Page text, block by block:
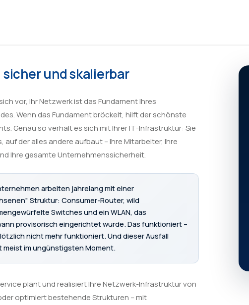
und skalierbar
vor, Ihr Netzwerk ist das Fundament Ihres
Wenn das Fundament bröckelt, hilft der schönste
Genau so verhält es sich mit Ihrer IT-Infrastruktur: Sie
auf der alles andere aufbaut – Ihre Mitarbeiter, Ihre
Ihre gesamte Unternehmenssicherheit.
arbeiten jahrelang mit einer
Struktur: Consumer-Router, wild
Switches und ein WLAN, das
provisorisch eingerichtet wurde. Das funktioniert –
nicht mehr funktioniert. Und dieser Ausfall
meist im ungünstigsten Moment.
plant und realisiert Ihre Netzwerk-Infrastruktur von
optimiert bestehende Strukturen – mit